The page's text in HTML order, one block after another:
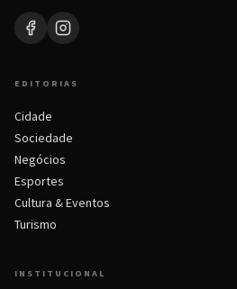
EDITORIAS
Cidade
Sociedade
Negócios
Esportes
Cultura & Eventos
Turismo
INSTITUCIONAL